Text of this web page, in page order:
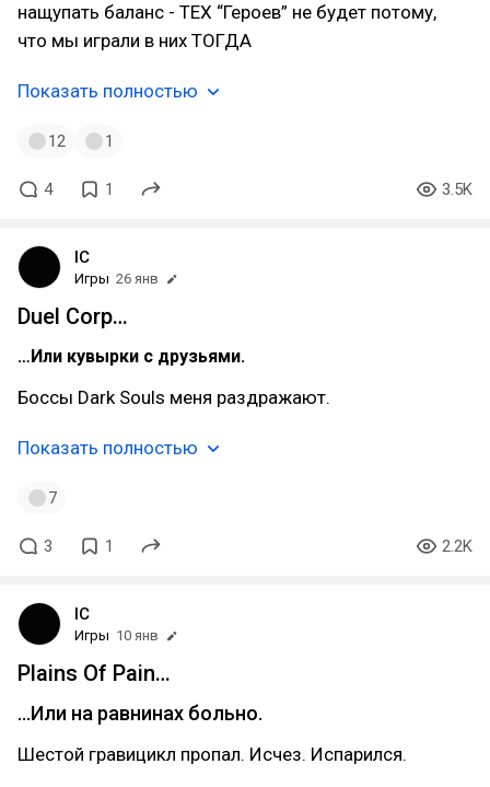
нащупать баланс - ТЕХ “Героев” не будет потому,
что мы играли в них ТОГДА
Показать полностью
12 1
4 1 3.5K
IC
Игры 26 янв
Duel Corp…
…Или кувырки с друзьями.
Боссы Dark Souls меня раздражают.
Показать полностью
7
3 1 2.2K
IC
Игры 10 янв
Plains Of Pain…
…Или на равнинах больно.
Шестой гравицикл пропал. Исчез. Испарился.